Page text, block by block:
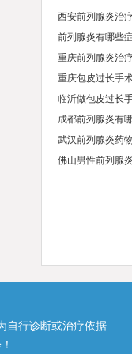
西安前列腺炎治
前列腺炎有哪些
重庆前列腺炎治
重庆包皮过长手
临沂做包皮过长
成都前列腺炎有
武汉前列腺炎药
佛山男性前列腺
自行诊断或治疗依据